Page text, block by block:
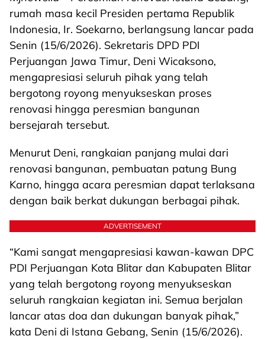
rumah masa kecil Presiden pertama Republik
Indonesia, Ir. Soekarno, berlangsung lancar pada
Senin (15/6/2026). Sekretaris DPD PDI
Perjuangan Jawa Timur, Deni Wicaksono,
mengapresiasi seluruh pihak yang telah
bergotong royong menyukseskan proses
renovasi hingga peresmian bangunan
bersejarah tersebut.
Menurut Deni, rangkaian panjang mulai dari
renovasi bangunan, pembuatan patung Bung
Karno, hingga acara peresmian dapat terlaksana
dengan baik berkat dukungan berbagai pihak.
ADVERTISEMENT
“Kami sangat mengapresiasi kawan-kawan DPC
PDI Perjuangan Kota Blitar dan Kabupaten Blitar
yang telah bergotong royong menyukseskan
seluruh rangkaian kegiatan ini. Semua berjalan
lancar atas doa dan dukungan banyak pihak,”
kata Deni di Istana Gebang, Senin (15/6/2026).